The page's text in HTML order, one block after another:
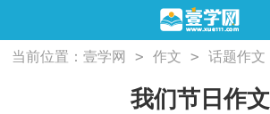
当前位置：壹学网 > 作文 > 话题作文
我们节日作文